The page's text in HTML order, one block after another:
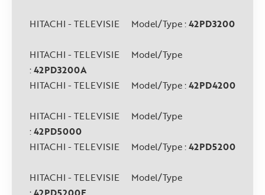
HITACHI - TELEVISIE Model/Type :42PD3200
HITACHI - TELEVISIE Model/Type
:42PD3200A
HITACHI - TELEVISIE Model/Type :42PD4200
HITACHI - TELEVISIE Model/Type
:42PD5000
HITACHI - TELEVISIE Model/Type :42PD5200
HITACHI - TELEVISIE Model/Type
:42PD5200E